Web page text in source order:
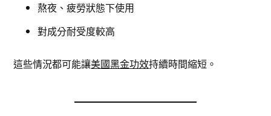
熬夜、疲勞狀態下使用
對成分耐受度較高
這些情況都可能讓美國黑金功效持續時間縮短。